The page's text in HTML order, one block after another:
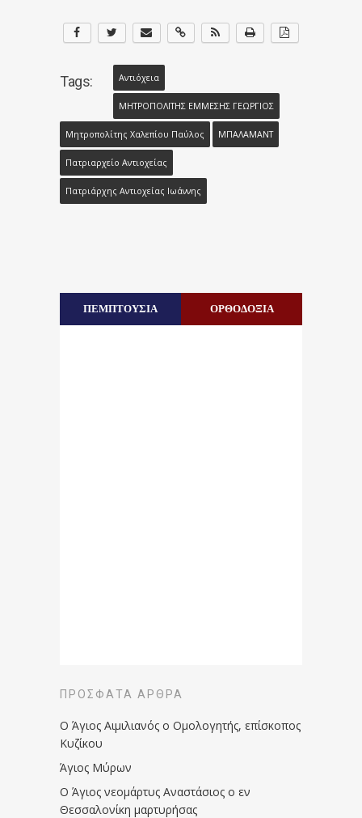
Tags: Αντιόχεια
ΜΗΤΡΟΠΟΛΙΤΗΣ ΕΜΜΕΣΗΣ ΓΕΩΡΓΙΟΣ
Μητροπολίτης Χαλεπίου Παύλος ΜΠΑΛΑΜΑΝΤ
Πατριαρχείο Αντιοχείας
Πατριάρχης Αντιοχείας Ιωάννης
ΠΕΜΠΤΟΥΣΙΑ ΟΡΘΟΔΟΞΙΑ
ΠΡΌΣΦΑΤΑ ΆΡΘΡΑ
Ο Άγιος Αιμιλιανός ο Ομολογητής, επίσκοπος
Κυζίκου
Άγιος Μύρων
Ο Άγιος νεομάρτυς Αναστάσιος ο εν
Θεσσαλονίκη μαρτυρήσας